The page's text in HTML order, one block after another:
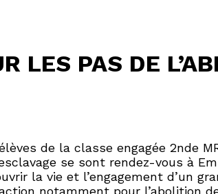
LES PAS DE
de la classe engagée 2nde
se sont rendez-vous à
la vie et l’engagement d’un
notamment pour l’abolition